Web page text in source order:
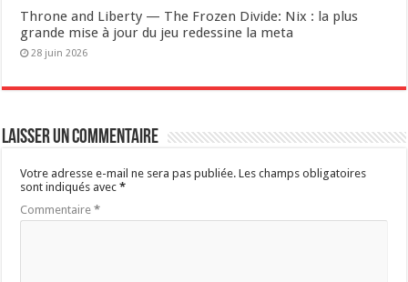
Throne and Liberty — The Frozen Divide: Nix : la plus
grande mise à jour du jeu redessine la meta
28 juin 2026
Laisser un commentaire
Votre adresse e-mail ne sera pas publiée. Les champs obligatoires
sont indiqués avec*
Commentaire*